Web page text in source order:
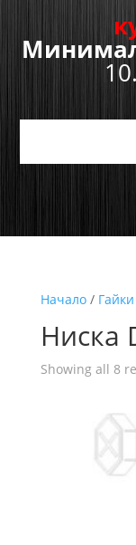
Начало/
Ниска
Showing all 8